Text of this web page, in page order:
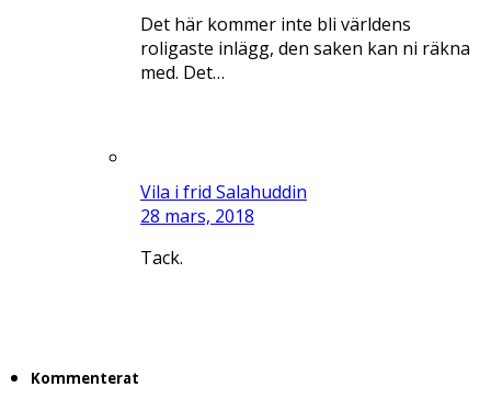
Det här kommer inte bli världens
roligaste inlägg, den saken kan ni räkna
med. Det…
Vila i frid Salahuddin
28 mars, 2018
Tack.
Kommenterat